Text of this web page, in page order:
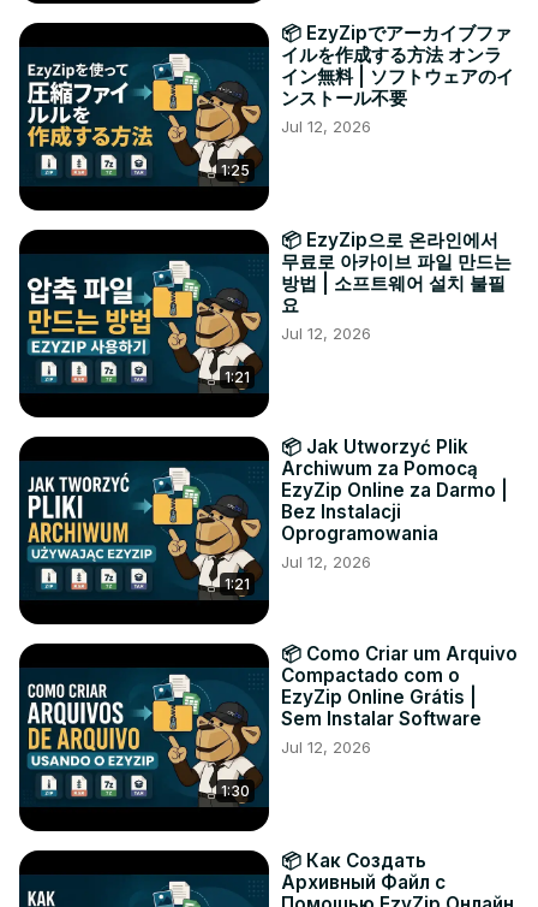
1:25
📦 EzyZipでアーカイブファ
イルを作成する方法 オンラ
イン無料 | ソフトウェアのイ
ンストール不要
Jul 12, 2026
1:21
📦 EzyZip으로 온라인에서
무료로 아카이브 파일 만드는
방법 | 소프트웨어 설치 불필
요
Jul 12, 2026
1:21
📦 Jak Utworzyć Plik
Archiwum za Pomocą
EzyZip Online za Darmo |
Bez Instalacji
Oprogramowania
Jul 12, 2026
1:30
📦 Como Criar um Arquivo
Compactado com o
EzyZip Online Grátis |
Sem Instalar Software
Jul 12, 2026
📦 Как Создать
Архивный Файл с